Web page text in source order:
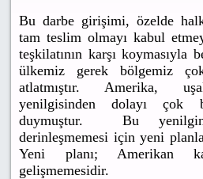
Bu darbe girişimi, özelde
tam teslim olmayı kabul
teşkilatının karşı koymasıyla
ülkemiz gerek bölgemiz
atlatmıştır. Amerika,
yenilgisinden dolayı çok
duymuştur. Bu
derinleşmemesi için yeni
Yeni planı; Amerikan
gelişmemesidir.